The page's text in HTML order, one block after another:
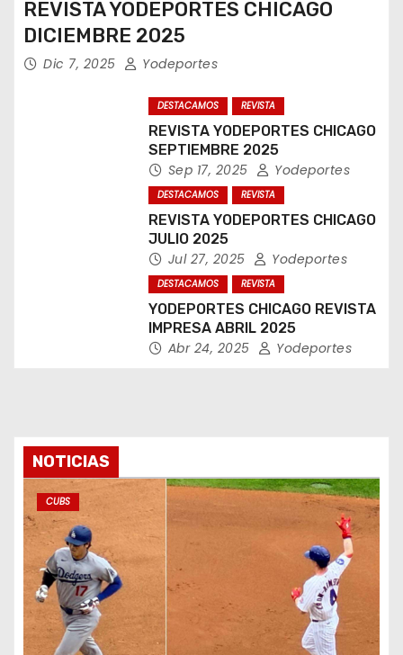
REVISTA YODEPORTES CHICAGO
DICIEMBRE 2025
Dic 7, 2025 Yodeportes
DESTACAMOS REVISTA
REVISTA YODEPORTES CHICAGO
SEPTIEMBRE 2025
Sep 17, 2025 Yodeportes
DESTACAMOS REVISTA
REVISTA YODEPORTES CHICAGO
JULIO 2025
Jul 27, 2025 Yodeportes
DESTACAMOS REVISTA
YODEPORTES CHICAGO REVISTA
IMPRESA ABRIL 2025
Abr 24, 2025 Yodeportes
NOTICIAS
CUBS